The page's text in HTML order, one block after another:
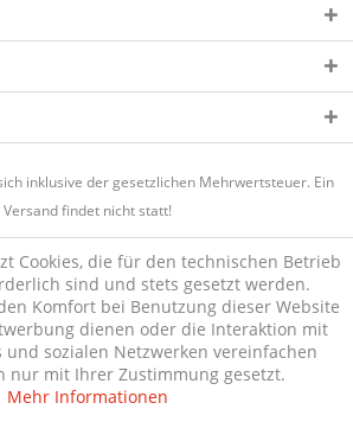
inklusive der gesetzlichen Mehrwertsteuer. Ein
Versand findet nicht statt!
Cookies, die für den technischen Betrieb
sind und stets gesetzt werden.
Komfort bei Benutzung dieser Website
dienen oder die Interaktion mit
und sozialen Netzwerken vereinfachen
nur mit Ihrer Zustimmung gesetzt.
Mehr Informationen